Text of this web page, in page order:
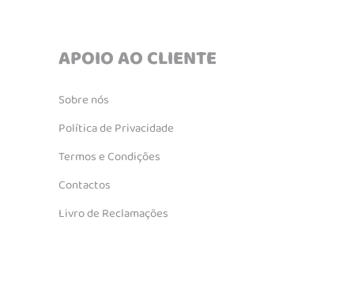
APOIO AO CLIENTE
Sobre nós
Política de Privacidade
Termos e Condições
Contactos
Livro de Reclamações